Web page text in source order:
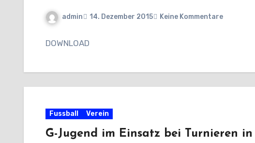
admin 14. Dezember 2015 Keine Kommentare
DOWNLOAD
Fussball Verein
G-Jugend im Einsatz bei Turnieren